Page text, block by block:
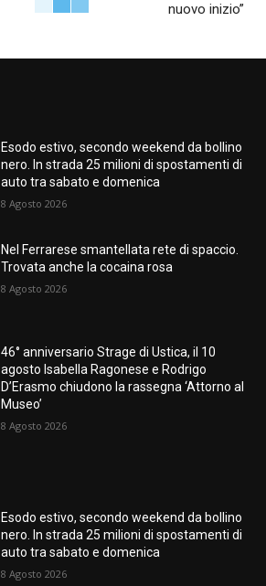
nuovo inizio”
Esodo estivo, secondo weekend da bollino
nero. In strada 25 milioni di spostamenti di
auto tra sabato e domenica
8 Agosto 2026
Nel Ferrarese smantellata rete di spaccio.
Trovata anche la cocaina rosa
8 Agosto 2026
46° anniversario Strage di Ustica, il 10
agosto Isabella Ragonese e Rodrigo
D’Erasmo chiudono la rassegna ‘Attorno al
Museo’
8 Agosto 2026
Esodo estivo, secondo weekend da bollino
nero. In strada 25 milioni di spostamenti di
auto tra sabato e domenica
8 Agosto 2026